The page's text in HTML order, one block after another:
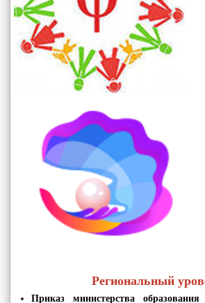
Региональный
Приказ министерства